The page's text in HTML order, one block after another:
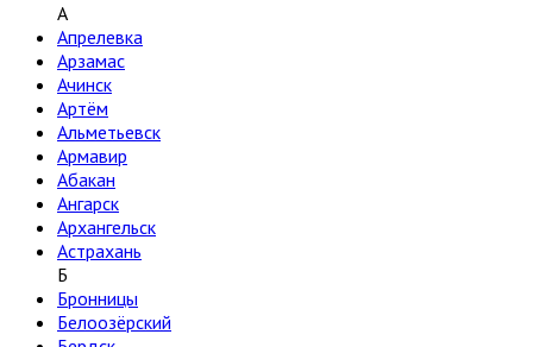
A
Апрелевка
Арзамас
Ачинск
Артём
Альметьевск
Армавир
Абакан
Ангарск
Архангельск
Астрахань
Б
Бронницы
Белоозёрский